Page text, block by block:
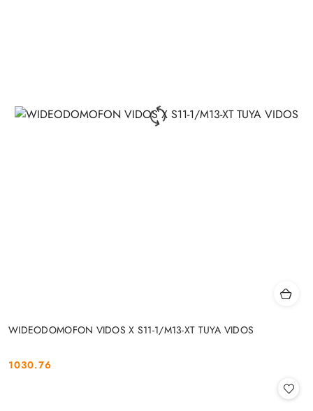
WIDEODOMOFON VIDOS X S11-1/M13-XT TUYA VIDOS
Cena:
1030.76